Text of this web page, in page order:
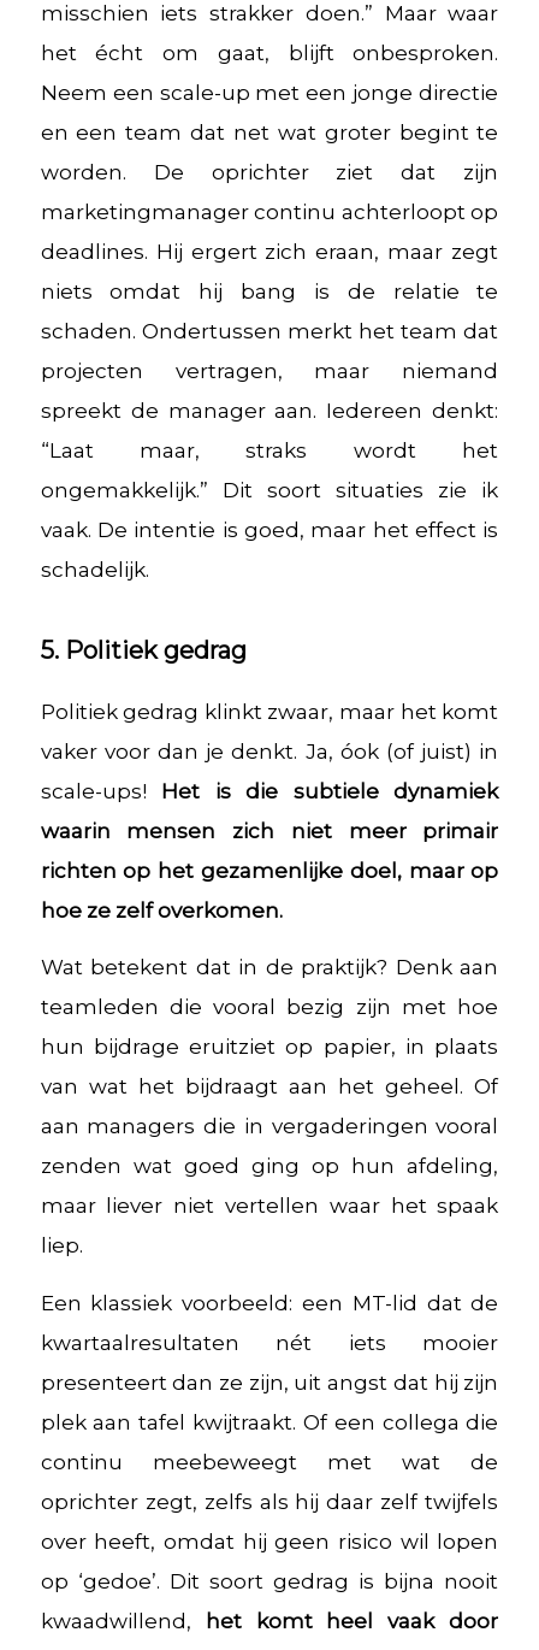
misschien iets strakker doen.” Maar waar
het écht om gaat, blijft onbesproken.
Neem een scale-up met een jonge directie
en een team dat net wat groter begint te
worden. De oprichter ziet dat zijn
marketingmanager continu achterloopt op
deadlines. Hij ergert zich eraan, maar zegt
niets omdat hij bang is de relatie te
schaden. Ondertussen merkt het team dat
projecten vertragen, maar niemand
spreekt de manager aan. Iedereen denkt:
“Laat maar, straks wordt het
ongemakkelijk.” Dit soort situaties zie ik
vaak. De intentie is goed, maar het effect is
schadelijk.
5. Politiek gedrag
Politiek gedrag klinkt zwaar, maar het komt
vaker voor dan je denkt. Ja, óok (of juist) in
scale-ups! Het is die subtiele dynamiek
waarin mensen zich niet meer primair
richten op het gezamenlijke doel, maar op
hoe ze zelf overkomen.
Wat betekent dat in de praktijk? Denk aan
teamleden die vooral bezig zijn met hoe
hun bijdrage eruitziet op papier, in plaats
van wat het bijdraagt aan het geheel. Of
aan managers die in vergaderingen vooral
zenden wat goed ging op hun afdeling,
maar liever niet vertellen waar het spaak
liep.
Een klassiek voorbeeld: een MT-lid dat de
kwartaalresultaten nét iets mooier
presenteert dan ze zijn, uit angst dat hij zijn
plek aan tafel kwijtraakt. Of een collega die
continu meebeweegt met wat de
oprichter zegt, zelfs als hij daar zelf twijfels
over heeft, omdat hij geen risico wil lopen
op ‘gedoe’. Dit soort gedrag is bijna nooit
kwaadwillend,
het komt heel vaak door